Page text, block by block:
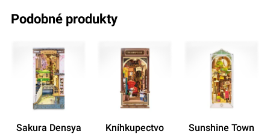
podobné produkty
Sakura Densya
Kníhkupectvo
Sunshine Town